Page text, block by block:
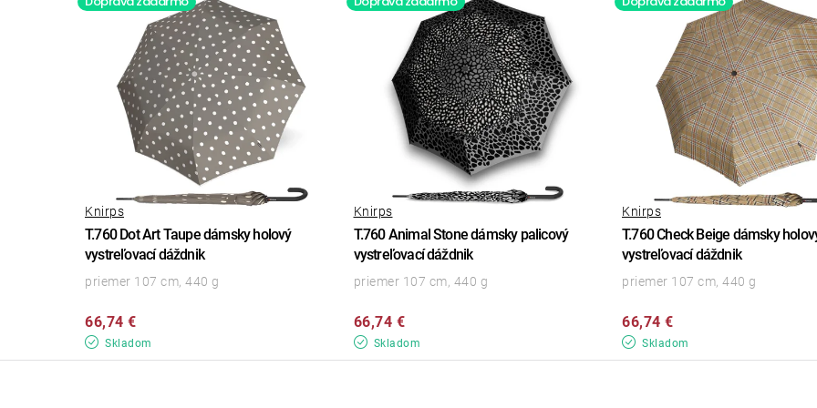
T.760 Dot Art Taupe dámsky holový
vystreľovací dáždnik
Knirps
Skladom
66,74 €
priemer 107 cm, 440 g
T.760 Animal Stone dámsky palicový
vystreľovací dáždnik
Knirps
Skladom
66,74 €
priemer 107 cm, 440 g
T.760 Check Beige dámsky
vystreľovací dáždnik
Knirps
Skladom
66,74 €
priemer 107 cm, 440 g